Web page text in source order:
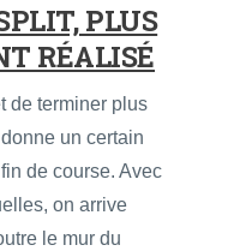
PLUS
RÉALISÉ
de terminer plus
un certain
de course. Avec
on arrive
le mur du